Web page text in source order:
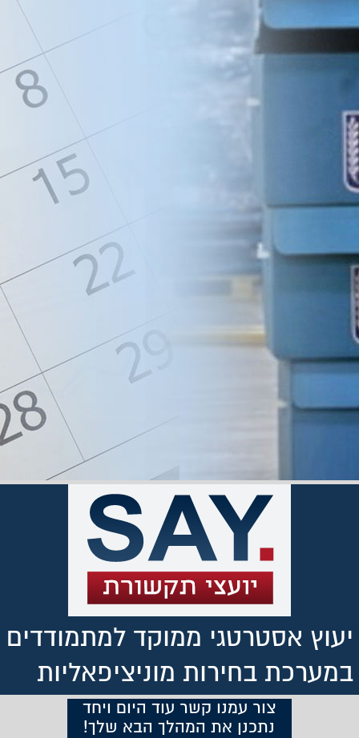
יעוץ אסטרטגי ממוקד למתמודדים
במערכת בחירות מוניציפאליות
צור עמנו קשר עוד היום ויחד
נתכנן את המהלך הבא שלך!